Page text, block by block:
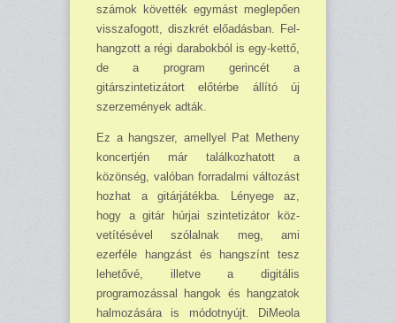
számok követték egymást meglepően
visszafogott, diszkrét előadásban. Fel­
hangzott a régi darabokból is egy-kettő,
de a program gerincét a
gitárszintetizátort előtérbe állító új
szerzemények adták.
Ez a hangszer, amellyel Pat Metheny
koncertjén már találkozhatott a
közönség, valóban forradalmi változást
hozhat a gitárjátékba. Lényege az,
hogy a gitár húrjai szintetizátor köz­
vetítésével szólalnak meg, ami
ezerféle hangzást és hangszínt tesz
lehetővé, illetve a digitális
programozással hangok és hangzatok
halmozására is módotnyújt. DiMeola